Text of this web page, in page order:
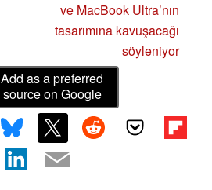
ve MacBook Ultra’nın
tasarımına kavuşacağı
söyleniyor
Add as a preferred
source on Google